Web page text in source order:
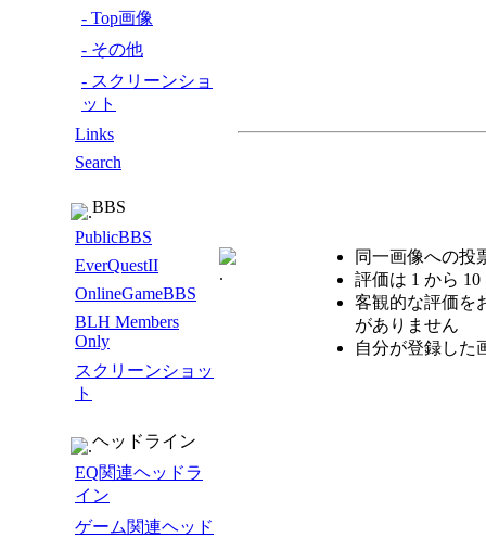
- Top画像
- その他
- スクリーンショ
ット
Links
Search
BBS
PublicBBS
EverQuestII
OnlineGameBBS
BLH Members
Only
スクリーンショッ
ト
ヘッドライン
EQ関連ヘッドラ
イン
ゲーム関連ヘッド
同一画像への投
評価は 1 から
客観的な評価を
がありません
自分が登録した